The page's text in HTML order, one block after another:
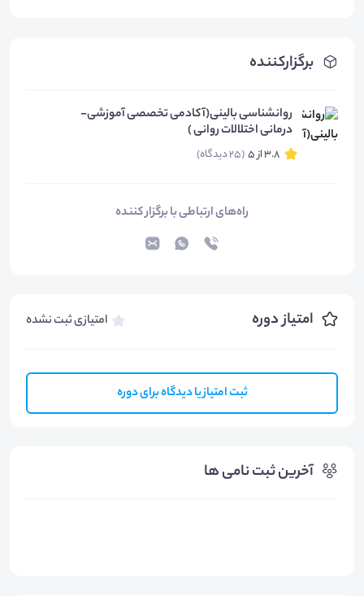
برگزارکننده
روانشناسی بالینی(آکادمی تخصصی آموزشی-
درمانی اختلالات روانی )
3.8 از 5 (25 دیدگاه)
راه‌های ارتباطی با برگزار کننده
امتیاز دوره امتیازی ثبت نشده
ثبت امتیاز یا دیدگاه برای دوره
آخرین ثبت نامی ها